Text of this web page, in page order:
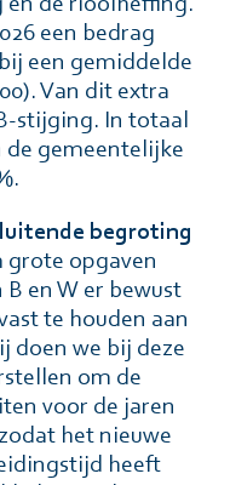
en de rioolheffing.
een bedrag
een gemiddelde
Van dit extra
stijging. In totaal
de gemeentelijke
begroting
opgaven
en W er bewust
te houden aan
doen we bij deze
om de
voor de jaren
het nieuwe
heeft